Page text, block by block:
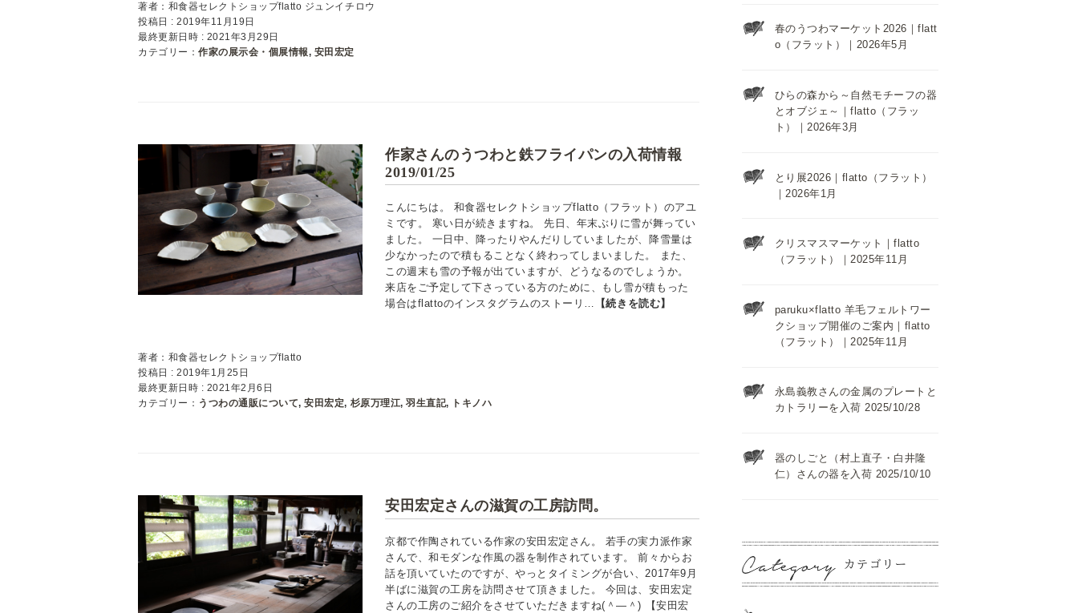
著者：和食器セレクトショップflatto ジュンイチロウ
投稿日 : 2019年11月19日
最終更新日時 : 2021年3月29日
カテゴリー：作家の展示会・個展情報, 安田宏定
作家さんのうつわと鉄フライパンの入荷情報
2019/01/25
こんにちは。 和食器セレクトショップflatto（フラット）のアユ
ミです。 寒い日が続きますね。 先日、年末ぶりに雪が舞ってい
ました。 一日中、降ったりやんだりしていましたが、降雪量は
少なかったので積もることなく終わってしまいました。 また、
この週末も雪の予報が出ていますが、どうなるのでしょうか。
来店をご予定して下さっている方のために、もし雪が積もった
場合はflattoのインスタグラムのストーリ…
【続きを読む】
著者：和食器セレクトショップflatto
投稿日 : 2019年1月25日
最終更新日時 : 2021年2月6日
カテゴリー： うつわの通販について,安田宏定, 杉原万理江,羽生直記, トキノハ
安田宏定さんの滋賀の工房訪問。
京都で作陶されている作家の安田宏定さん。 若手の実力派作家
さんで、和モダンな作風の器を制作されています。 前々からお
話を頂いていたのですが、やっとタイミングが合い、2017年9月
半ばに滋賀の工房を訪問させて頂きました。 今回は、安田宏定
さんの工房のご紹介をさせていただきますね(＾―＾) 【安田宏
春のうつわマーケット2026｜flatt
o（フラット）｜2026年5月
ひらの森から～自然モチーフの器
とオブジェ～｜flatto（フラッ
ト）｜2026年3月
とり展2026｜flatto（フラット）
｜2026年1月
クリスマスマーケット｜flatto
（フラット）｜2025年11月
paruku×flatto 羊毛フェルトワー
クショップ開催のご案内｜flatto
（フラット）｜2025年11月
永島義教さんの金属のプレートと
カトラリーを入荷 2025/10/28
器のしごと（村上直子・白井隆
仁）さんの器を入荷 2025/10/10